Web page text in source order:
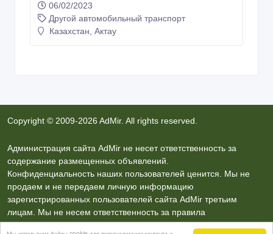
06/02/2023
Другой автомобильный транспорт
Казахстан, Актау
Copyright © 2009-2026 AdMir. All rights reserved.
Администрация сайта AdMir не несет ответственность за
содержание размещенных объявлений.
Конфиденциальность наших пользователей ценится. Мы не
продаем и не передаем личную информацию
зарегистрированных пользователей сайта AdMir третьим
лицам. Мы не несем ответственность за правила
конфиденциальности сайтов на которые ссылается AdMir.